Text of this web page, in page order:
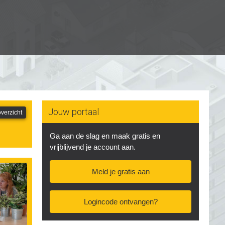
Jouw portaal
Ga aan de slag en maak gratis en
vrijblijvend je account aan.
Meld je gratis aan
Logincode ontvangen?